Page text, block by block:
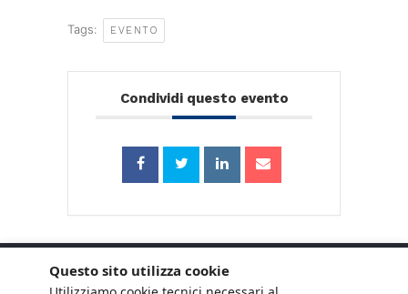
Tags: EVENTO
Condividi questo evento
Questo sito utilizza cookie